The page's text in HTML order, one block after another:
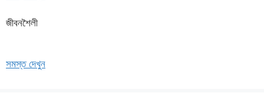
জীবনশৈলী
সমস্ত দেখুন